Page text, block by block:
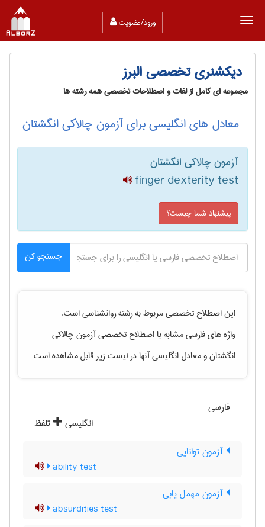
ورود/عضویت
دیکشنری تخصصی البرز
مجموعه ای کامل از لغات و اصطلاحات تخصصی همه رشته ها
معادل های انگلیسی برای آزمون چالاکی انگشتان
آزمون چالاکی انگشتان
finger dexterity test
پیشنهاد شما چیست؟
جستجو کن
این اصطلاح تخصصی مربوط به رشتهروانشناسیاست.
واژه های فارسی مشابه با اصطلاح تخصصیآزمون چالاکی
انگشتانو معادل انگلیسی آنها در لیست زیر قابل مشاهده است
فارسی
انگلیسی
تلفظ
آزمون توانایی
ability test
آزمون مهمل یابی
absurdities test